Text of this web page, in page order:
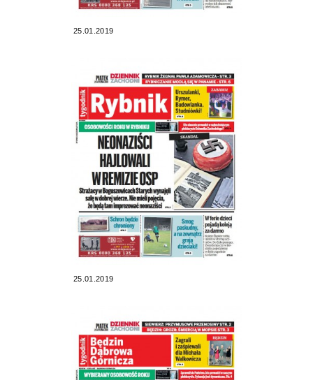
25.01.2019
25.01.2019